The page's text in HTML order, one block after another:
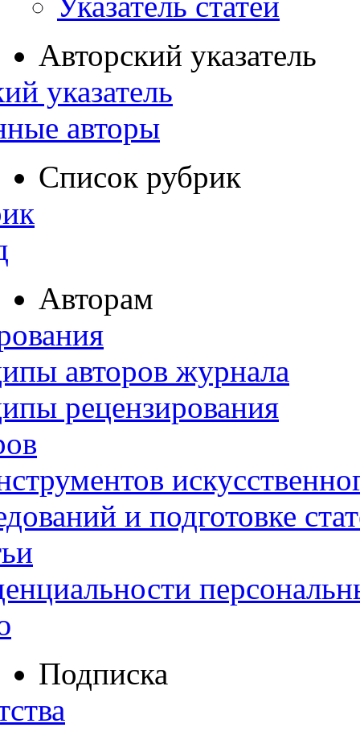
Авторский указатель
указатель
авторы
Список рубрик
Авторам
авторов журнала
рецензирования
и подготовке
Подписка